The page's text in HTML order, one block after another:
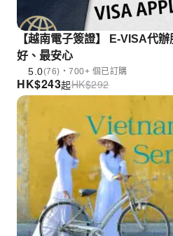
【越南電子簽證】 E-VISA代
好、最安心
5.0(76)・700+ 個已訂購
HK$243起HK$292